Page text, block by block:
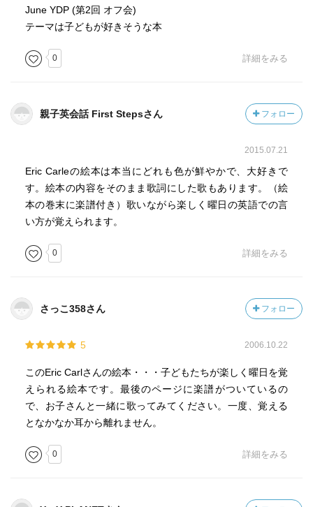
June YDP (第2回 オフ会)
テーマは子どもが好きそうな本
0 詳細をみる
親子英会話 First Stepsさん フォロー
2015.07.21
Eric Carleの絵本は本当にどれも色が鮮やかで、大好きで
す。絵本の内容をそのまま歌詞にした歌もあります。（絵
本の巻末に楽譜付き）歌いながら楽しく曜日の英語での言
い方が覚えられます。
0 詳細をみる
さっこ358さん フォロー
5 2006.10.22
このEric Carlさんの絵本・・・子どもたちが楽しく曜日を覚
えられる絵本です。最後のページに楽譜がついているの
で、お子さんと一緒に歌ってみてください。一度、覚える
となかなか耳から離れません。
0 詳細をみる